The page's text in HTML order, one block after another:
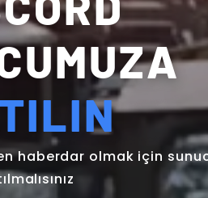
haberdar olmak için